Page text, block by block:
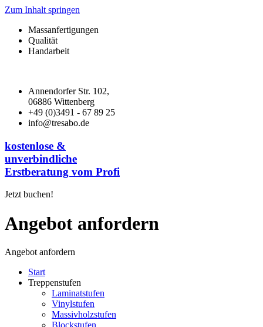
Zum Inhalt springen
Massanfertigungen
Qualität
Handarbeit
Annendorfer Str. 102,
06886 Wittenberg
+49 (0)3491 - 67 89 25
info@tresabo.de
kostenlose &
unverbindliche
Erstberatung vom Profi
Jetzt buchen!
Angebot anfordern
Angebot anfordern
Start
Treppenstufen
Laminatstufen
Vinylstufen
Massivholzstufen